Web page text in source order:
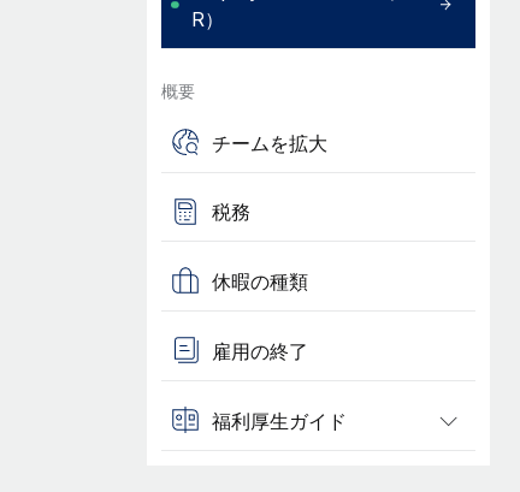
R）
概要
チームを拡大
税務
休暇の種類
雇用の終了
福利厚生ガイド